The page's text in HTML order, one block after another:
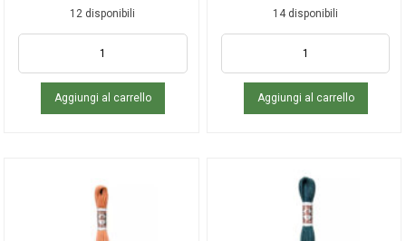
12 disponibili
Aggiungi al carrello
14 disponibili
Aggiungi al carrello